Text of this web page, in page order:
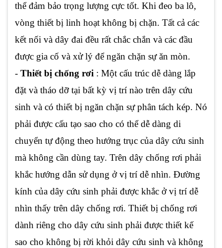
thể đảm bảo trọng lượng cực tốt. Khi đeo ba lô,
vòng thiết bị linh hoạt không bị chặn. Tất cả các
kết nối và dây đai đều rất chắc chắn và các đầu
được gia cố và xử lý để ngăn chặn sự ăn mòn.
- Thiết bị chống rơi : Một cấu trúc dễ dàng lắp
đặt và tháo dỡ tại bất kỳ vị trí nào trên dây cứu
sinh và có thiết bị ngăn chặn sự phân tách kép. Nó
phải được cấu tạo sao cho có thể dễ dàng di
chuyển tự động theo hướng trục của dây cứu sinh
mà không cần dùng tay. Trên dây chống rơi phải
khắc hướng dẫn sử dụng ở vị trí dễ nhìn. Đường
kính của dây cứu sinh phải được khắc ở vị trí dễ
nhìn thấy trên dây chống rơi. Thiết bị chống rơi
dành riêng cho dây cứu sinh phải được thiết kế
sao cho không bị rời khỏi dây cứu sinh và không